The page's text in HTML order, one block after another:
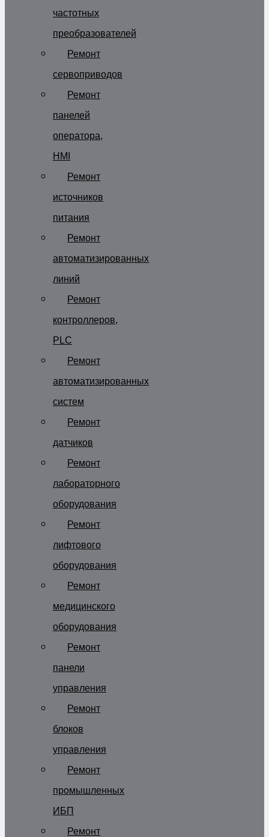
частотных
преобразователей
Ремонт
сервоприводов
Ремонт
панелей
оператора,
HMI
Ремонт
источников
питания
Ремонт
автоматизированных
линий
Ремонт
контроллеров,
PLC
Ремонт
автоматизированных
систем
Ремонт
датчиков
Ремонт
лабораторного
оборудования
Ремонт
лифтового
оборудования
Ремонт
медицинского
оборудования
Ремонт
панели
управления
Ремонт
блоков
управления
Ремонт
промышленных
ИБП
Ремонт